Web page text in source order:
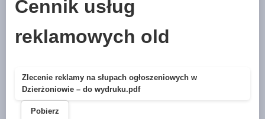
Cennik usług
reklamowych old
Zlecenie reklamy na słupach ogłoszeniowych w
Dzierżoniowie – do wydruku.pdf
Pobierz